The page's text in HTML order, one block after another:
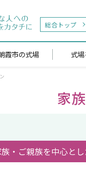
総合トップ
霞市の式場 式
家
族・ご親族を中⼼と